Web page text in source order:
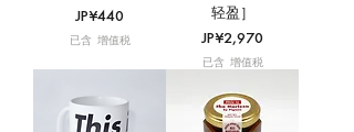
價格
JP¥440
已含 增值税
轻盈］
價格
JP¥2,970
已含 增值税